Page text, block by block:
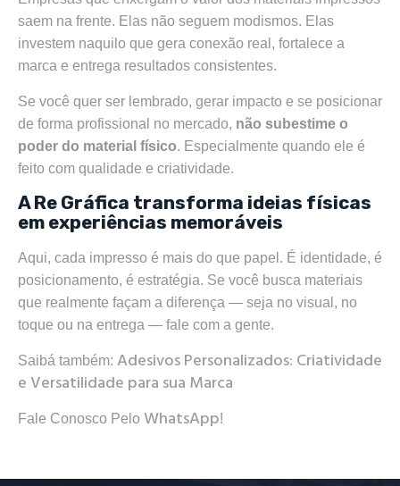
saem na frente. Elas não seguem modismos. Elas
investem naquilo que gera conexão real, fortalece a
marca e entrega resultados consistentes.
Se você quer ser lembrado, gerar impacto e se posicionar
de forma profissional no mercado, não subestime o
poder do material físico. Especialmente quando ele é
feito com qualidade e criatividade.
A Re Gráfica transforma ideias físicas
em experiências memoráveis
Aqui, cada impresso é mais do que papel. É identidade, é
posicionamento, é estratégia. Se você busca materiais
que realmente façam a diferença — seja no visual, no
toque ou na entrega — fale com a gente.
Saibá também: Adesivos Personalizados: Criatividade
e Versatilidade para sua Marca
Fale Conosco Pelo WhatsApp!